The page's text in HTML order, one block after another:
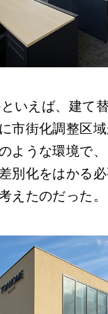
いえば、建て
市街化調整区
ような環境で
別化をはかる必
えたのだった。